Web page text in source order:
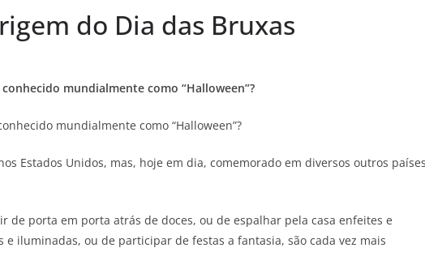
do Dia das Bruxas
mundialmente como “Halloween”?
mundialmente como “Halloween”?
Estados Unidos, mas, hoje em dia, comemorado em diversos outros
de porta em porta atrás de doces, ou de espalhar pela casa enfeites e
e iluminadas, ou de participar de festas a fantasia, são cada vez mais